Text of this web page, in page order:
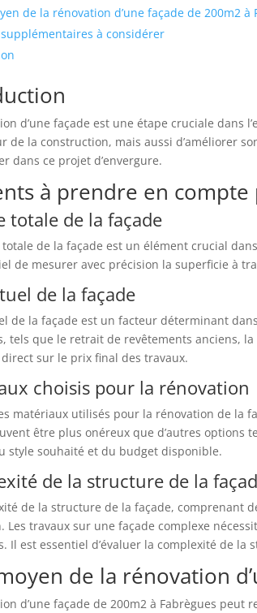
de la rénovation d’une façade de 200m2 à
à considérer
d’une façade est une étape cruciale dans
de la construction, mais aussi d’améliorer
dans ce projet d’envergure.
à prendre en
totale de la façade
totale de la façade est un élément crucial
de mesurer avec précision la superficie à
de la façade
de la façade est un facteur déterminant
tels que le retrait de revêtements anciens,
sur le prix final des travaux.
choisis pour la rénovation
matériaux utilisés pour la rénovation de la
être plus onéreux que d’autres options
style souhaité et du budget disponible.
de la structure de la
de la structure de la façade, comprenant
Les travaux sur une façade complexe
Il est essentiel d’évaluer la complexité de
de la rénovation
d’une façade de 200m2 à Fabrègues